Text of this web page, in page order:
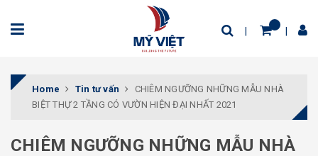
Home Tin tư vấn
CHIÊM NGƯỠNG NHỮNG MẪU NHÀ
BIỆT THỰ 2 TẦNG CÓ VƯỜN HIỆN ĐẠI NHẤT 2021
CHIÊM NGƯỠNG NHỮNG MẪU NHÀ